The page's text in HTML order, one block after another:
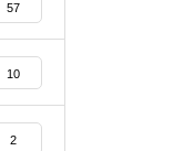
57
10
2